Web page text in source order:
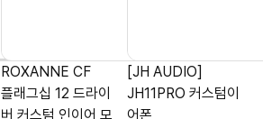
ROXANNE CF
플래그십 12 드라이
버 커스텀 인이어 모
[JH AUDIO]
JH11PRO 커스텀이
어폰